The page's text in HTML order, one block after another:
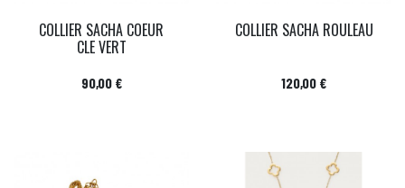
COLLIER SACHA COEUR
CLE VERT
Prix
90,00 €
COLLIER SACHA ROULEAU
Prix
120,00 €